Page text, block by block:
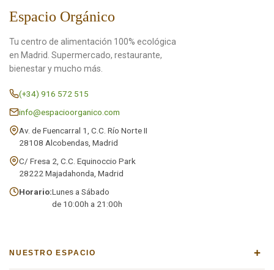
Espacio Orgánico
Tu centro de alimentación 100% ecológica
en Madrid. Supermercado, restaurante,
bienestar y mucho más.
(+34) 916 572 515
info@espacioorganico.com
Av. de Fuencarral 1, C.C. Río Norte II
28108 Alcobendas, Madrid
C/ Fresa 2, C.C. Equinoccio Park
28222 Majadahonda, Madrid
Horario:Lunes a Sábado
de 10:00h a 21:00h
NUESTRO ESPACIO +